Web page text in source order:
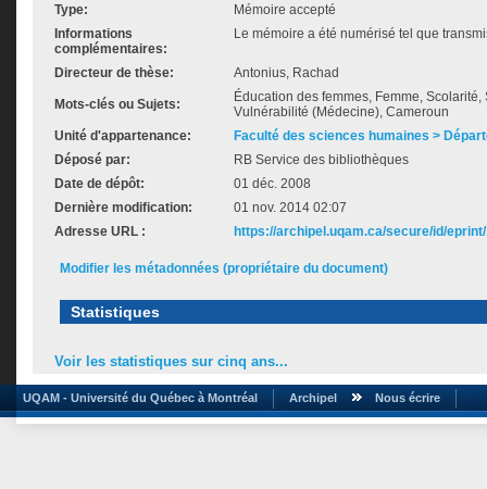
Type:
Mémoire accepté
Informations
complémentaires:
Le mémoire a été numérisé tel que
Directeur de thèse: Antonius, Rachad
Mots-clés ou Sujets:
Éducation des femmes, Femme, Scolarité,
Vulnérabilité (Médecine), Cameroun
Unité d'appartenance:
Faculté des sciences humaines >
Déposé par:
RB Service des bibliothèques
Date de dépôt:
01 déc. 2008
Dernière modification:
01 nov. 2014 02:07
Adresse URL :
https://archipel.uqam.ca/secure/id/
Modifier les métadonnées (propriétaire du document)
Statistiques
Voir les statistiques sur cinq ans...
UQAM - Université du Québec à Montréal Archipel Nous écrire